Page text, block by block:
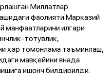
Миллатлар
фаолияти Марказий
манфаатларини илгари
тотувлик,
ҳар томонлама таъминлаш,
мавқейини янада
ишонч билдирилди.